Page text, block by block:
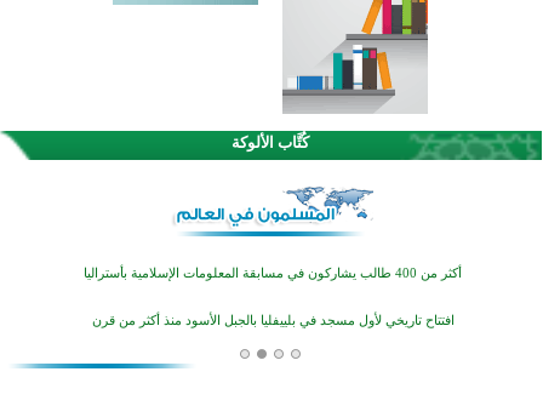
كُتَّاب الألوكة
اختتام الدورة التاسعة لمسابقة حفظ وتلاوة القرآن الكريم في أزناكاييف
تيسليتش تختتم برنامجا تعليميا لتعزيز القيم وبناء الشخصية للشباب المسلمين
اختتام منافسات قرآنية متميزة في بنغلاديش بمشاركة 3000 متسابق
أكبر مشروع إسلامي في ريف أستراليا يفتتح أبوابه بعد سنوات من العمل والعطاء